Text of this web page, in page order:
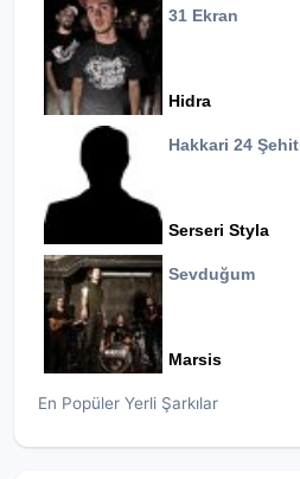
31 Ekran
Hidra
Hakkari 24 Şehit
Serseri Styla
Sevduğum
Marsis
En Popüler Yerli Şarkılar